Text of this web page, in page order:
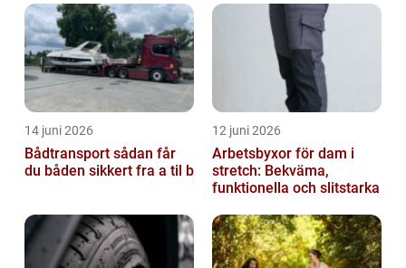
14 juni 2026
Bådtransport sådan får
du båden sikkert fra a til b
12 juni 2026
Arbetsbyxor för dam i
stretch: Bekväma,
funktionella och slitstarka